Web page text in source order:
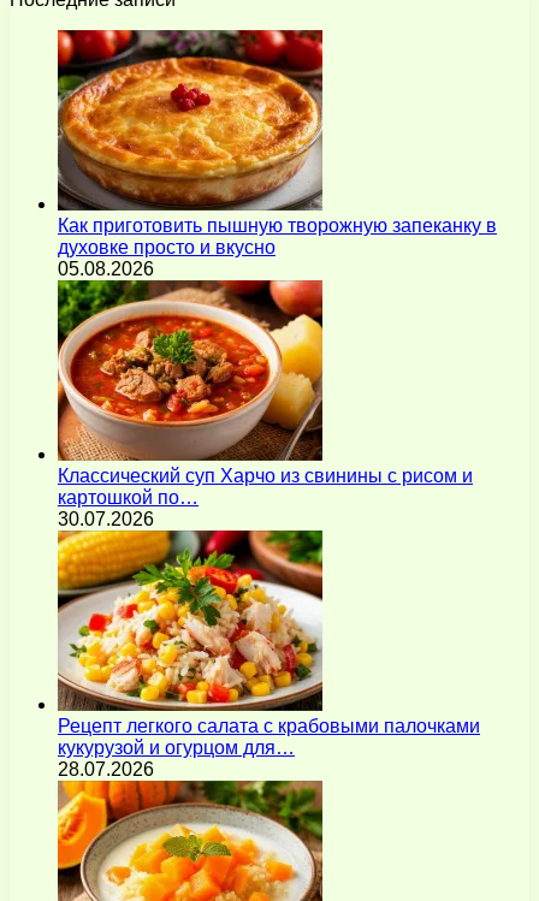
Как приготовить пышную творожную запеканку в
духовке просто и вкусно
05.08.2026
Классический суп Харчо из свинины с рисом и
картошкой по…
30.07.2026
Рецепт легкого салата с крабовыми палочками
кукурузой и огурцом для…
28.07.2026